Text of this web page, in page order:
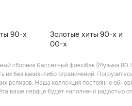
90-х
Золотые хиты 90-х и
00-х
сборник Кассетный флешбэк (Музыка
их без каких-либо ограничений.
релизов. Наша коллекция постоянно
ваше сердце будет наполнено радостью